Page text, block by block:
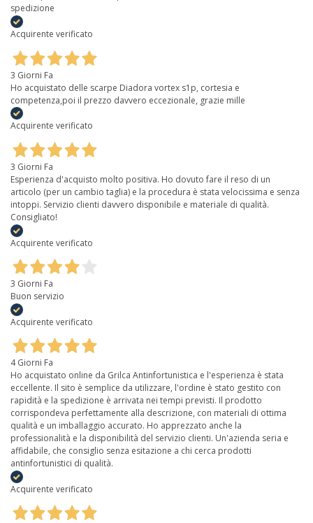
spedizione
Acquirente verificato
3 Giorni Fa
Ho acquistato delle scarpe Diadora vortex s1p, cortesia e
competenza,poi il prezzo davvero eccezionale, grazie mille
Acquirente verificato
3 Giorni Fa
Esperienza d'acquisto molto positiva. Ho dovuto fare il reso di un
articolo (per un cambio taglia) e la procedura è stata velocissima e senza
intoppi. Servizio clienti davvero disponibile e materiale di qualità.
Consigliato!
Acquirente verificato
3 Giorni Fa
Buon servizio
Acquirente verificato
4 Giorni Fa
Ho acquistato online da Grilca Antinfortunistica e l'esperienza è stata
eccellente. Il sito è semplice da utilizzare, l'ordine è stato gestito con
rapidità e la spedizione è arrivata nei tempi previsti. Il prodotto
corrispondeva perfettamente alla descrizione, con materiali di ottima
qualità e un imballaggio accurato. Ho apprezzato anche la
professionalità e la disponibilità del servizio clienti. Un'azienda seria e
affidabile, che consiglio senza esitazione a chi cerca prodotti
antinfortunistici di qualità.
Acquirente verificato